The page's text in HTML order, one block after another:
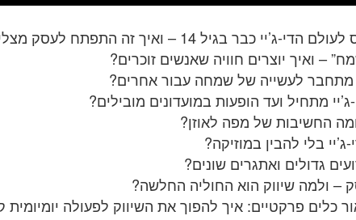
כבר בגיל 14 – ואיך זה התפתח לעסק מצליח.
– ואיך יוצרים חוויה שאנשים זוכרים?
מתחבר לעשייה של שמחה עבור אחרים?
מתחיל ועד הופעות במועדונים מובילים?
החשיבות של מפה לאוזן?
בלי להבין במוזיקה?
גדולים ואתגרים שונים?
– ולמה שיווק הוא החוליה החלשה?
כלים פרקטיים: איך להפוך את השיווק לפעולה יומיומית